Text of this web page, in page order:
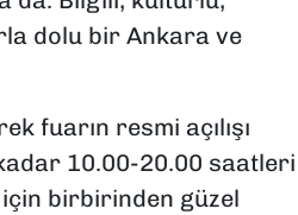
dolu bir Ankara ve
fuarın resmi açılışı
10.00-20.00 saatleri
birbirinden güzel